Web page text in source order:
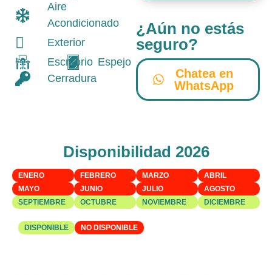
Aire
Acondicionado
Exterior
Escritorio Espejo
Cerradura
¿Aún no estás
seguro?
Chatea en
WhatsApp
Disponibilidad 2026
ENERO FEBRERO MARZO
ABRIL
MAYO
JUNIO JULIO
AGOSTO
SEPTIEMBRE
OCTUBRE NOVIEMBRE DICIEMBRE
DISPONIBLE NO DISPONIBLE